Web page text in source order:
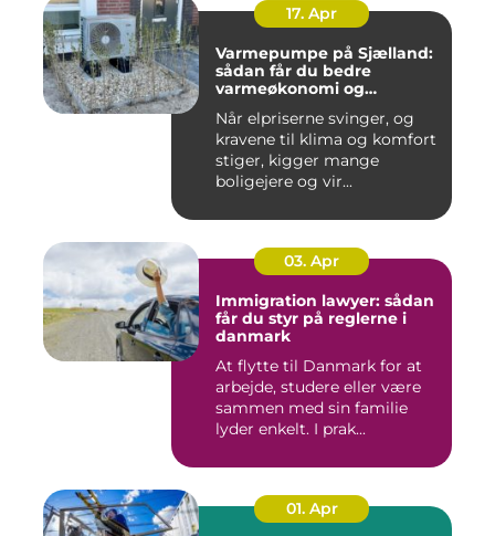
17. Apr
Varmepumpe på Sjælland:
sådan får du bedre
varmeøkonomi og
Når elpriserne svinger, og
kravene til klima og komfort
stiger, kigger mange
boligejere og vir...
03. Apr
Immigration lawyer: sådan
får du styr på reglerne i
danmark
At flytte til Danmark for at
arbejde, studere eller være
sammen med sin familie
lyder enkelt. I prak...
01. Apr